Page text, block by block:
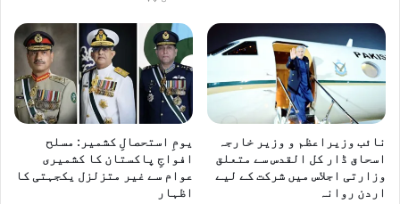
س
ر
و
ں
و
ر
ج
و
ا
نائب وزیراعظم و وزیر خارجہ
اسحاق ڈار کل القدس سے متعلق
وزارتی اجلاس میں شرکت کے لیے
اردن روانہ
یومِ استحصالِ کشمیر: مسلح
افواجِ پاکستان کا کشمیری
عوام سے غیر متزلزل یکجہتی کا
اظہار